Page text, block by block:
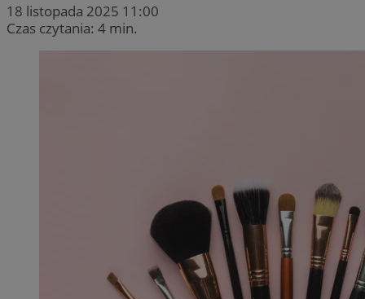
18 listopada 2025 11:00
Czas czytania: 4 min.